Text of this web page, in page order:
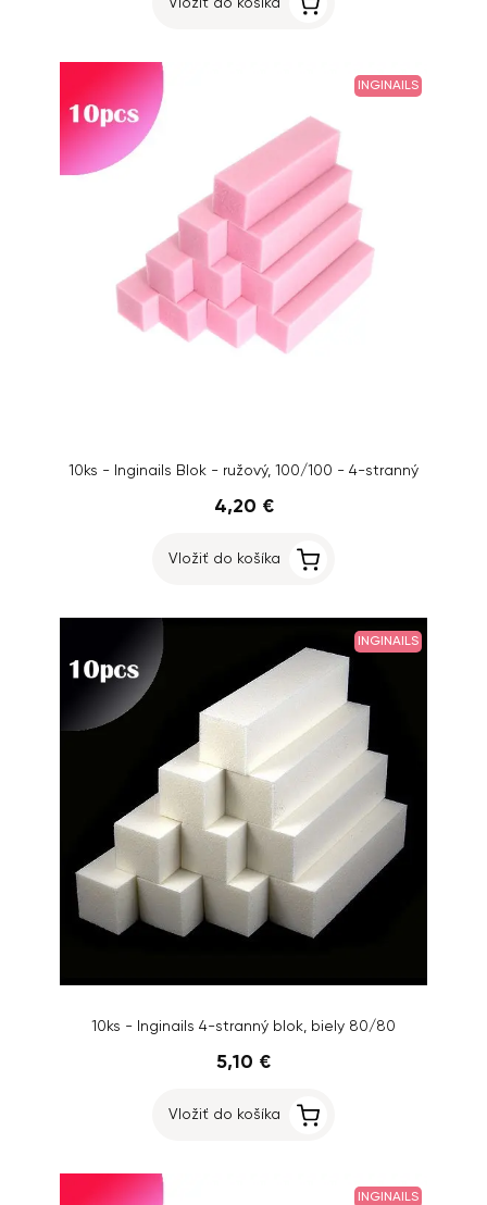
Vložiť do košíka
INGINAILS
10ks - Inginails Blok - ružový, 100/100 - 4-stranný
4,20 €
Vložiť do košíka
INGINAILS
10ks - Inginails 4-stranný blok, biely 80/80
5,10 €
Vložiť do košíka
INGINAILS